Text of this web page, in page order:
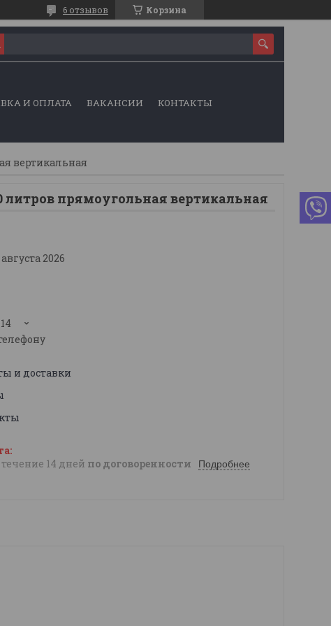
Корзина
6 отзывов
И ОПЛАТА ВАКАНСИИ КОНТАКТЫ
вертикальная
литров прямоугольная вертикальная
2026
и доставки
14 дней по договоренности Подробнее